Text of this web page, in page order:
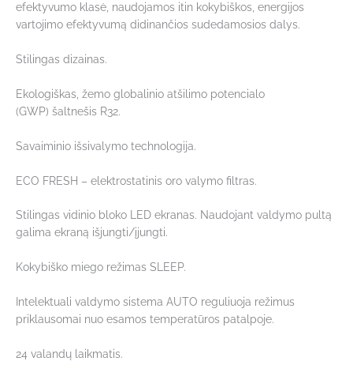
efektyvumo klasė, naudojamos itin kokybiškos, energijos
vartojimo efektyvumą didinančios sudedamosios dalys.
Stilingas dizainas.
Ekologiškas, žemo globalinio atšilimo potencialo
(GWP) šaltnešis R32.
Savaiminio išsivalymo technologija.
ECO FRESH – elektrostatinis oro valymo filtras.
Stilingas vidinio bloko LED ekranas. Naudojant valdymo pultą
galima ekraną išjungti/įjungti.
Kokybiško miego režimas SLEEP.
Intelektuali valdymo sistema AUTO reguliuoja režimus
priklausomai nuo esamos temperatūros patalpoje.
24 valandų laikmatis.